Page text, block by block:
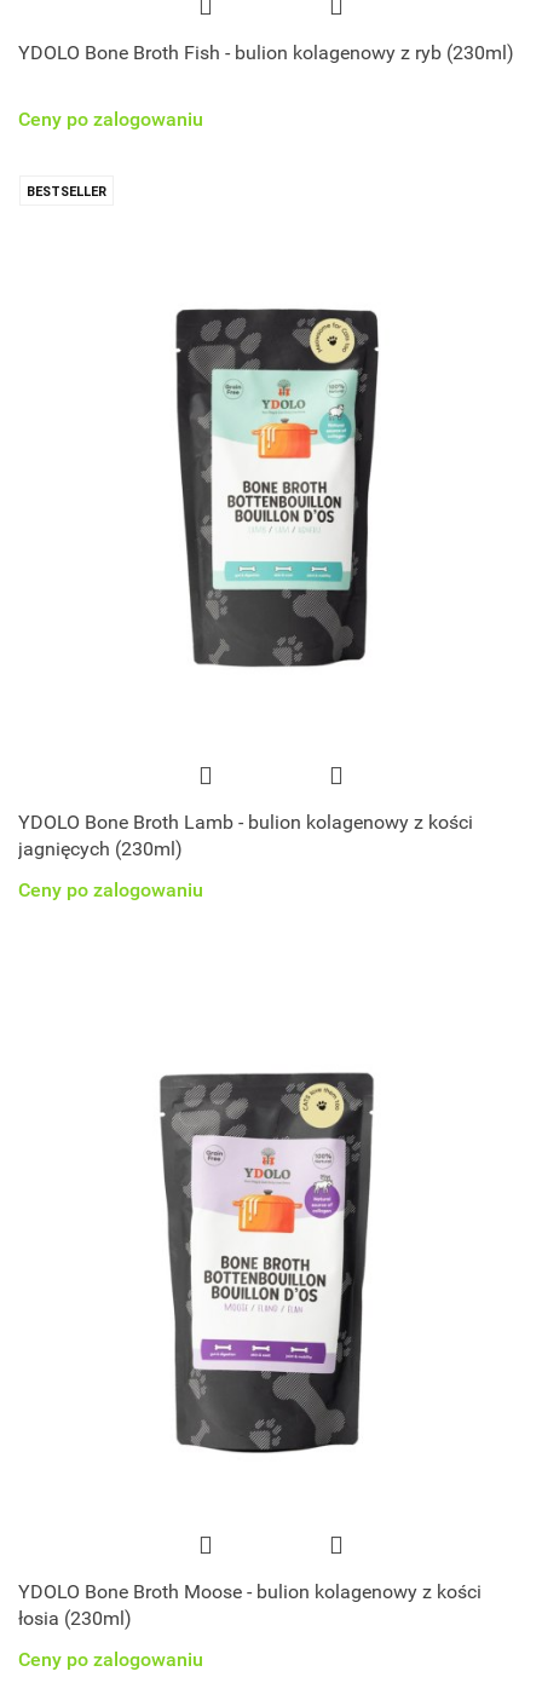
YDOLO Bone Broth Fish - bulion kolagenowy z ryb (230ml)
Ceny po zalogowaniu
BESTSELLER
YDOLO Bone Broth Lamb - bulion kolagenowy z kości
jagnięcych (230ml)
Ceny po zalogowaniu
YDOLO Bone Broth Moose - bulion kolagenowy z kości
łosia (230ml)
Ceny po zalogowaniu